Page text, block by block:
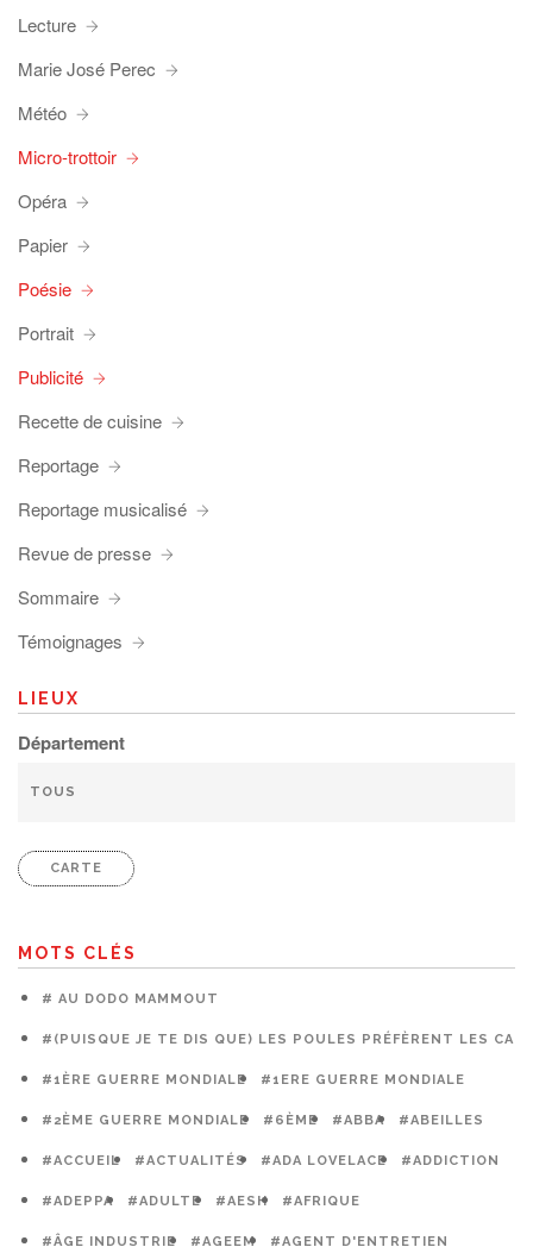
Lecture
Marie José Perec
Météo
Micro-trottoir
Opéra
Papier
Poésie
Portrait
Publicité
Recette de cuisine
Reportage
Reportage musicalisé
Revue de presse
Sommaire
Témoignages
LIEUX
Département
CARTE
MOTS CLÉS
# AU DODO MAMMOUT
#(PUISQUE JE TE DIS QUE) LES POULES PRÉFÈRENT LES
#1ÈRE GUERRE MONDIALE #1ERE GUERRE MONDIALE
#2ÈME GUERRE MONDIALE #6ÈME #ABBA #ABEILLES
#ACCUEIL #ACTUALITÉS #ADA LOVELACE #ADDICTION
#ADEPPA #ADULTE #AESH #AFRIQUE
#ÂGE INDUSTRIE #AGEEM #AGENT D'ENTRETIEN